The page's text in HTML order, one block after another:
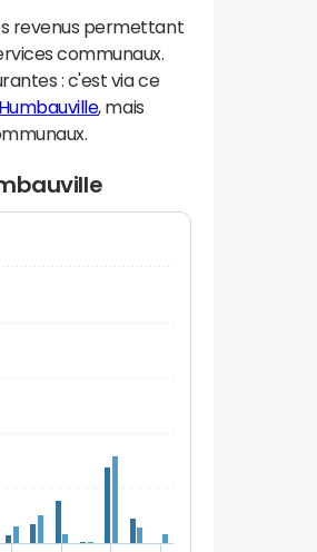
revenus permettant
communaux.
: c'est via ce
, mais